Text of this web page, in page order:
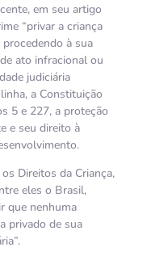
em seu artigo
“privar a criança
à sua
ato infracional ou
judiciária
a Constituição
5 e 227, a proteção
e seu direito à
Direitos da Criança,
eles o Brasil,
que nenhuma
privado de sua